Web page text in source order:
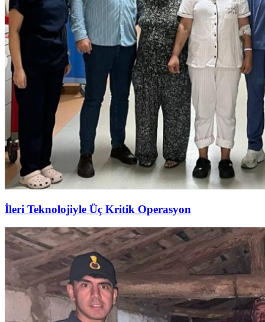
İleri Teknolojiyle Üç Kritik Operasyon